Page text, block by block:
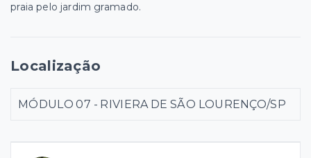
praia pelo jardim gramado.
Localização
MÓDULO 07 - RIVIERA DE SÃO LOURENÇO/SP